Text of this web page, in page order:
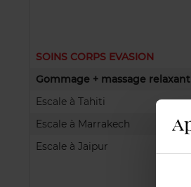
SOINS CORPS EVASION
Gommage + massage relaxant
Escale à Tahiti
Escale à Marrakech
Escale à Jaipur